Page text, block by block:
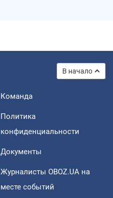
В начало
Команда
Политика
конфиденциальности
Документы
Журналисты OBOZ.UA на
месте событий